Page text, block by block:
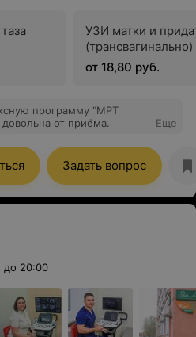
УЗИ матки и
(трансвагинально)
от 18,80 руб.
программу "МРТ
довольна от приёма.
Еще
Задать вопрос
до 20:00